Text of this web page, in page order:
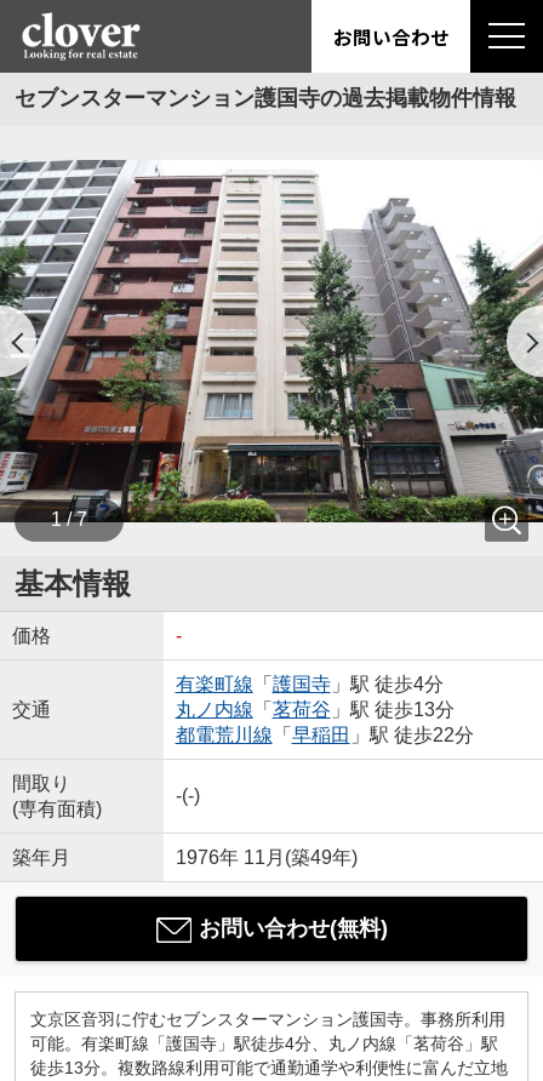
お問い合わせ
セブンスターマンション護国寺の過去掲載物件情報
1 / 7
基本情報
価格 -
交通
有楽町線 「 護国寺」駅 徒歩4分
丸ノ内線 「 茗荷谷 」駅 徒歩13分
都電荒川線 「 早稲田 」駅 徒歩22分
間取り
(専有面積)
-(-)
築年月 1976年 11月(築49年)
お問い合わせ(無料)
文京区音羽に佇むセブンスターマンション護国寺。事務所利用
可能。有楽町線「護国寺」駅徒歩4分、丸ノ内線「茗荷谷」駅
徒歩13分。複数路線利用可能で通勤通学や利便性に富んだ立地